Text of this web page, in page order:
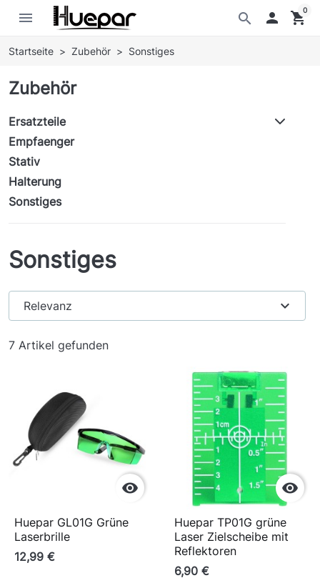
menu search  shopping_cart
0
Startseite Zubehör Sonstiges
Zubehör
Ersatzteile
Empfaenger
Stativ
Halterung
Sonstiges
Sonstiges
7 Artikel gefunden
Relevanz expand_more

Huepar GL01G Grüne
Laserbrille
12,99 €

Huepar TP01G grüne
Laser Zielscheibe mit
Reflektoren
6,90 €